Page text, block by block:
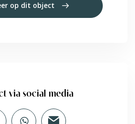
op dit object
via social media